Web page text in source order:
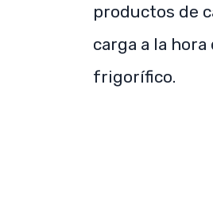
productos de
carga a la
frigorífico.